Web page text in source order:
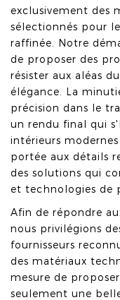
exclusivement des
sélectionnés pour
raffinée. Notre
de proposer des
résister aux aléas
élégance. La
précision dans le
un rendu final qui
intérieurs
portée aux détails
des solutions qui
et technologies de
Afin de répondre
nous privilégions
fournisseurs
des matériaux
mesure de
seulement une